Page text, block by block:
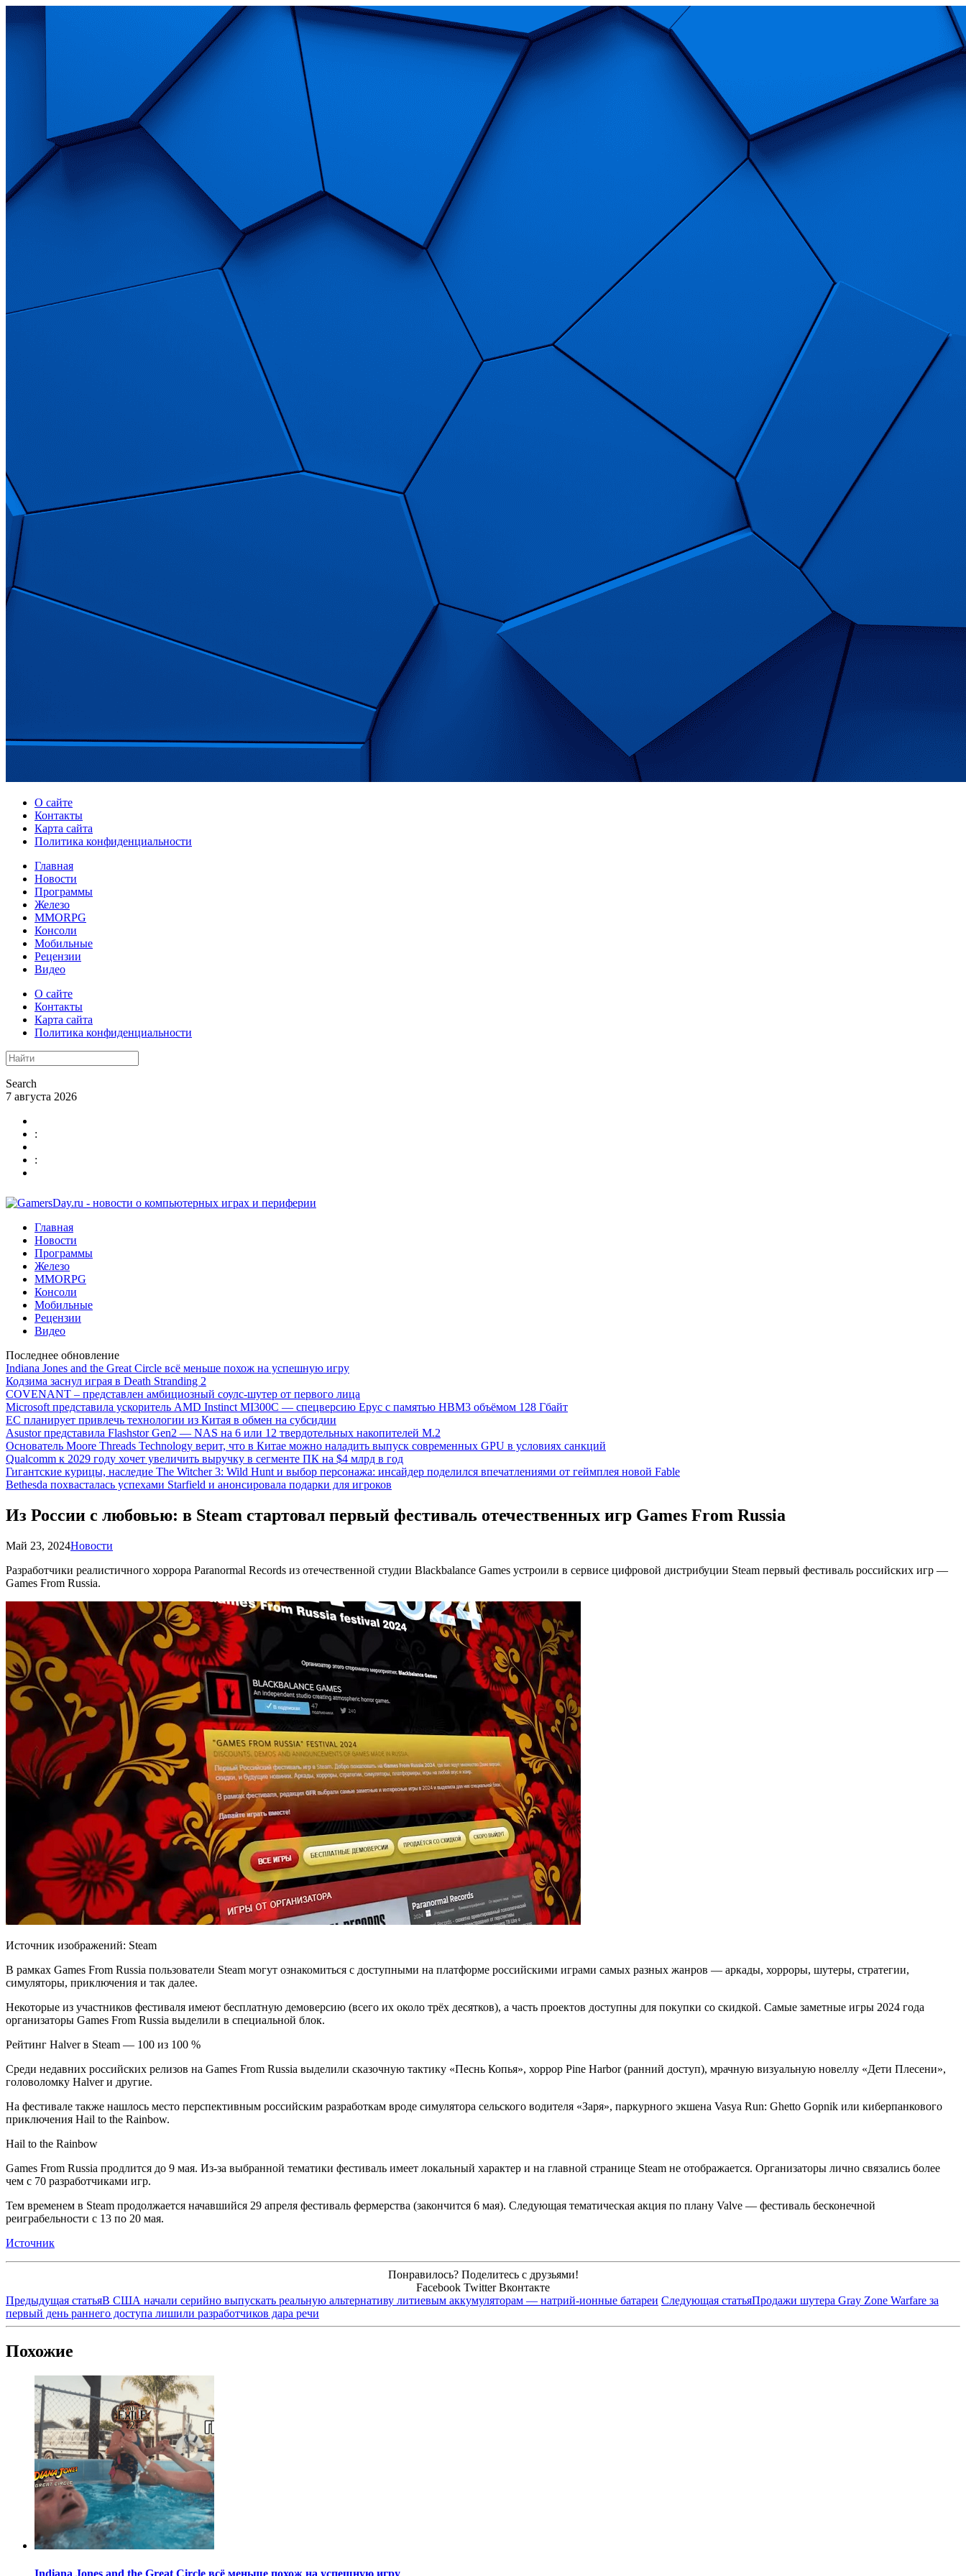
О сайте
Контакты
Карта сайта
Политика конфиденциальности
Главная
Новости
Программы
Железо
MMORPG
Консоли
Мобильные
Рецензии
Видео
О сайте
Контакты
Карта сайта
Политика конфиденциальности
Search
7 августа 2026
:
:
Главная
Новости
Программы
Железо
MMORPG
Консоли
Мобильные
Рецензии
Видео
Последнее обновление
Indiana Jones and the Great Circle всё меньше похож на успешную игру
Кодзима заснул играя в Death Stranding 2
COVENANT – представлен амбициозный соулс-шутер от первого лица
Microsoft представила ускоритель AMD Instinct MI300C — спецверсию Epyc с памятью HBM3 объёмом 128 Гбайт
ЕС планирует привлечь технологии из Китая в обмен на субсидии
Asustor представила Flashstor Gen2 — NAS на 6 или 12 твердотельных накопителей M.2
Основатель Moore Threads Technology верит, что в Китае можно наладить выпуск современных GPU в условиях санкций
Qualcomm к 2029 году хочет увеличить выручку в сегменте ПК на $4 млрд в год
Гигантские курицы, наследие The Witcher 3: Wild Hunt и выбор персонажа: инсайдер поделился впечатлениями от геймплея новой Fable
Bethesda похвасталась успехами Starfield и анонсировала подарки для игроков
Из России с любовью: в Steam стартовал первый фестиваль отечественных игр Games From Russia
Май 23, 2024Новости
Разработчики реалистичного хоррора Paranormal Records из отечественной студии Blackbalance Games устроили в сервисе цифровой дистрибуции Steam первый фестиваль российских игр —
Games From Russia.
Источник изображений: Steam
В рамках Games From Russia пользователи Steam могут ознакомиться с доступными на платформе российскими играми самых разных жанров — аркады, хорроры, шутеры, стратегии,
симуляторы, приключения и так далее.
Некоторые из участников фестиваля имеют бесплатную демоверсию (всего их около трёх десятков), а часть проектов доступны для покупки со скидкой. Самые заметные игры 2024 года
организаторы Games From Russia выделили в специальной блок.
Рейтинг Halver в Steam — 100 из 100 %
Среди недавних российских релизов на Games From Russia выделили сказочную тактику «Песнь Копья», хоррор Pine Harbor (ранний доступ), мрачную визуальную новеллу «Дети Плесени»,
головоломку Halver и другие.
На фестивале также нашлось место перспективным российским разработкам вроде симулятора сельского водителя «Заря», паркурного экшена Vasya Run: Ghetto Gopnik или киберпанкового
приключения Hail to the Rainbow.
Hail to the Rainbow
Games From Russia продлится до 9 мая. Из-за выбранной тематики фестиваль имеет локальный характер и на главной странице Steam не отображается. Организаторы лично связались более
чем с 70 разработчиками игр.
Тем временем в Steam продолжается начавшийся 29 апреля фестиваль фермерства (закончится 6 мая). Следующая тематическая акция по плану Valve — фестиваль бесконечной
реиграбельности с 13 по 20 мая.
Источник
Понравилось? Поделитесь с друзьями!
Facebook Twitter Вконтакте
Предыдущая статьяВ США начали серийно выпускать реальную альтернативу литиевым аккумуляторам — натрий-ионные батареи Следующая статьяПродажи шутера Gray Zone Warfare за
первый день раннего доступа лишили разработчиков дара речи
Похожие
Indiana Jones and the Great Circle всё меньше похож на успешную игру